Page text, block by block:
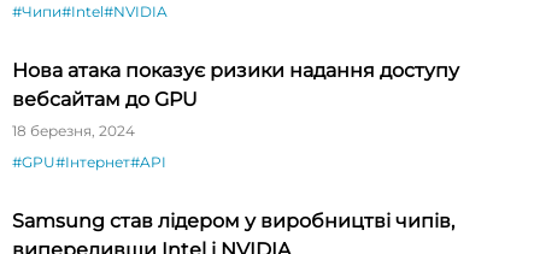
#Чипи#Intel#NVIDIA
Нова атака показує ризики надання доступу
вебсайтам до GPU
18 березня, 2024
#GPU#Інтернет#API
Samsung став лідером у виробництві чипів,
випередивши Intel і NVIDIA